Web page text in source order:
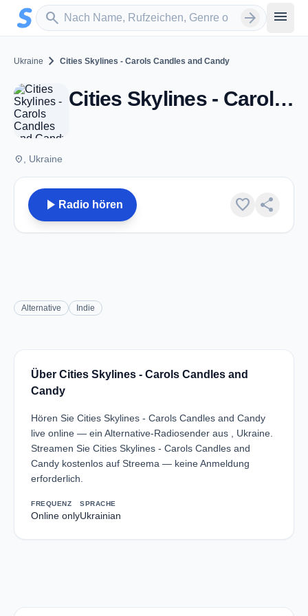
Zum Hauptinhalt springen
search
Sender suchen arrow_forward menu
Ukraine chevron_right Cities Skylines - Carols Candles and Candy
Cities Skylines - Carols Candles and Candy
place , Ukraine
play_arrow Radio hören favorite share
Alternative Indie
Über Cities Skylines - Carols Candles and
Candy
Hören Sie Cities Skylines - Carols Candles and Candy
live online — ein Alternative-Radiosender aus , Ukraine.
Streamen Sie Cities Skylines - Carols Candles and
Candy kostenlos auf Streema — keine Anmeldung
erforderlich.
FREQUENZ
Online only
SPRACHE
Ukrainian